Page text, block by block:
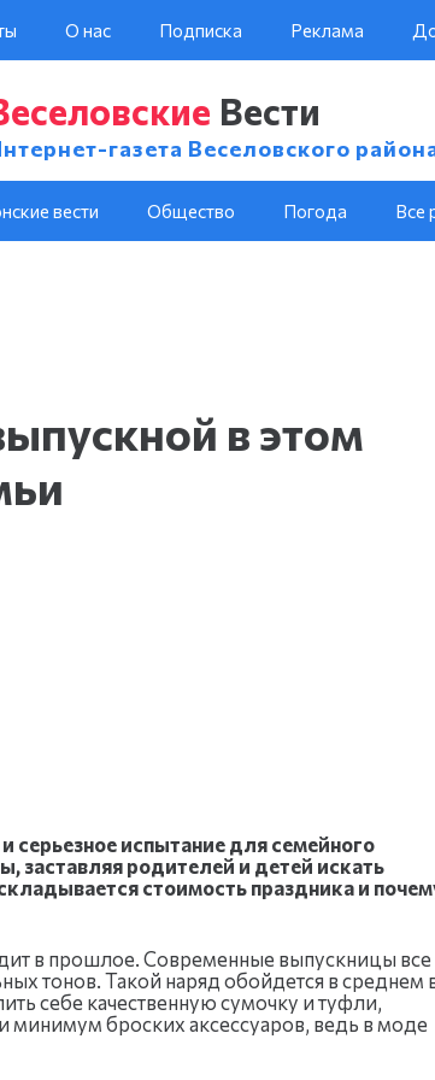
О нас Подписка Реклама
Вести
газета Веселовского
вести Общество Погода Все
в этом
серьезное испытание для семейного
заставляя родителей и детей искать
стоимость праздника и
в прошлое. Современные выпускницы все
тонов. Такой наряд обойдется в среднем
себе качественную сумочку и туфли,
минимум броских аксессуаров, ведь в моде